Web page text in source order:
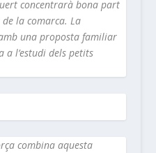
concentrarà bona part
la comarca. La
una proposta familiar
a l’estudi dels petits
combina aquesta